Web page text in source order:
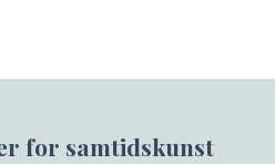
for samtidskunst